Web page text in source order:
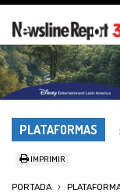
PLATAFORMAS
IMPRIMIR
PORTADA